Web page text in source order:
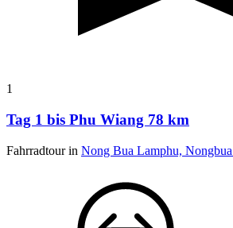
1
Tag 1 bis Phu Wiang 78 km
Fahrradtour in Nong Bua Lamphu,